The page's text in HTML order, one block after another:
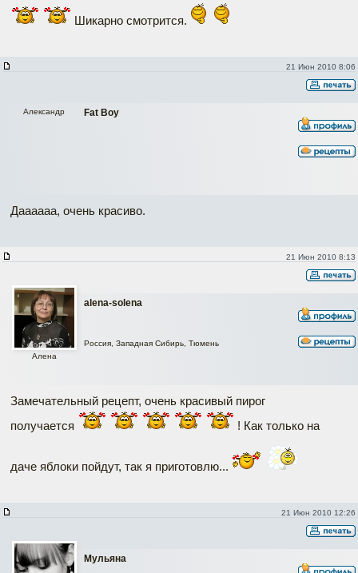
Шикарно смотрится.
21 Июн 2010 8:06
Fat Boy
Александр
Даааааа, очень красиво.
21 Июн 2010 8:13
alena-solena
Алена
Россия, Западная Сибирь, Тюмень
Замечательный рецепт, очень красивый пирог
получается
! Как только на
даче яблоки пойдут, так я приготовлю...
21 Июн 2010 12:26
Мульяна